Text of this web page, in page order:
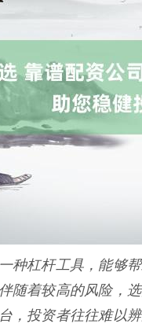
种杠杆工具，能够
随着较高的风险，
，投资者往往难以